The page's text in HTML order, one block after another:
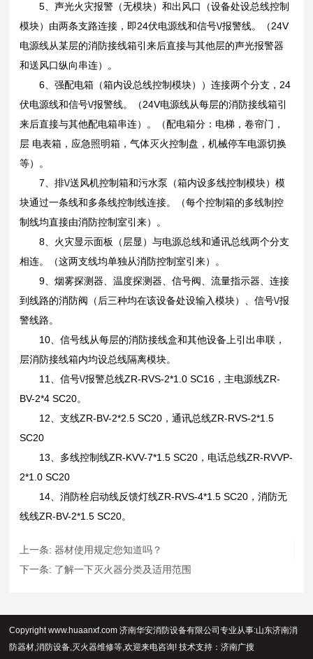
5、声光火灾报警（无模块）和出风口（设备处设总线控制
模块）由两条支路连接，即24伏电源线和信号\/报警线。（24V
电源线从某层的消防接线箱引来后直接与其他层的声光报警器
和送风口纵向串连）。
6、强配电箱（箱内设总线控制模块））连接两个分支，24
伏电源线和信号\/报警线。（24V电源线从每层的消防接线箱引
来后直接与其他配电箱串连）。（配电箱分：电梯，卷帘门，
层 电表箱，应急照明箱，气体灭火控制盘，机械停车电源切换
等）。
7、排\/送风机控制箱和污水泵（箱内设多线控制模块）模
块通过一条线和多条线控制线连接。（每个控制箱的多线制控
制线均直接由消防控制室引来）。
8、火灾显示面板（层显）与电源总线和通讯总线两个分支
相连。（这两支线均单独从消防控制室引来）。
9、烟雾探测器、温度探测器、信号阀、流量指示器、连接
到线路的消防阀（后三种均在该设备处设输入模块）、信号\/报
警线路。
10、信号线从每层的消防接线盒和其他设备上引出串联，
层消防接线箱内均设总线隔离模块。
11、信号\/报警总线ZR-RVS-2*1.0 SC16，主电源线ZR-
BV-2*4 SC20。
12、支线ZR-BV-2*2.5 SC20，通讯总线ZR-RVS-2*1.5
SC20
13、多线控制线ZR-KVV-7*1.5 SC20，电话总线ZR-RVVP-
2*1.0 SC20
14、消防栓启动线反馈灯线ZR-RVS-4*1.5 SC20，消防无
线线ZR-BV-2*1.5 SC20。
上一条:器材使用规定您知道吗？
下一条: 了解一下灭火器分类及适用范围
Copyright www.huaanxf.com 济南华安消防设备有限公司专业从事:山东济南消
防器材,消防设备,灭火器维修等,欢迎来电咨询! 技术支持：济南广搜